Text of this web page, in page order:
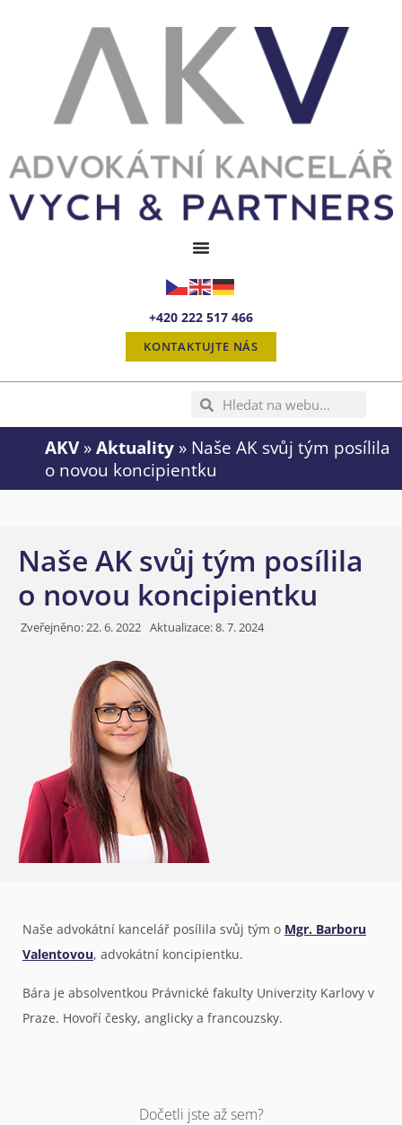
+420 222 517 466
KONTAKTUJTE NÁS
AKV» Aktuality » Naše AK svůj tým posílila
o novou koncipientku
Naše AK svůj tým posílila
o novou koncipientku
Zveřejněno:22. 6. 2022 Aktualizace: 8. 7. 2024
Naše advokátní kancelář posílila svůj tým o Mgr. Barboru
Valentovou, advokátní koncipientku.
Bára je absolventkou Právnické fakulty Univerzity Karlovy v
Praze. Hovoří česky, anglicky a francouzsky.
Dočetli jste až sem?